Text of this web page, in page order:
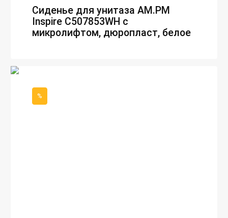
Сиденье для унитаза AM.PM
Inspire C507853WH с
микролифтом, дюропласт, белое
%